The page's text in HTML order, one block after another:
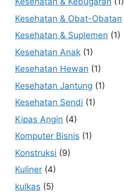
Kesehatan & Obat-Obatan
Kesehatan & Suplemen (1)
Kesehatan Anak (1)
Kesehatan Hewan (1)
Kesehatan Jantung (1)
Kesehatan Sendi (1)
Kipas Angin (4)
Komputer Bisnis (1)
Konstruksi (9)
Kuliner (4)
kulkas (5)